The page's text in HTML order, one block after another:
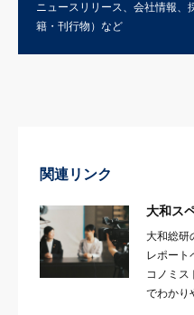
ニュースリリース、会社情報、
籍・刊行物）など
関連リンク
大和ス
大和総研
レポート
コノミス
でわかり